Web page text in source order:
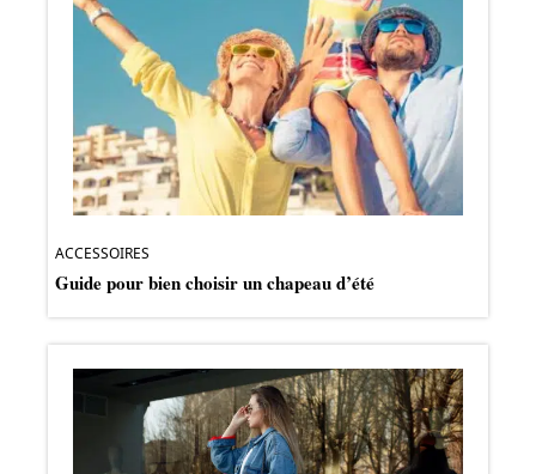
ACCESSOIRES
Guide pour bien choisir un chapeau d’été